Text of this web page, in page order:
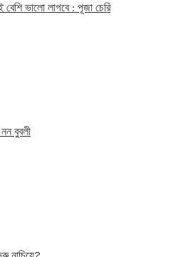
বেশি ভালো লাগবে : পূজা চেরি
বুবলী